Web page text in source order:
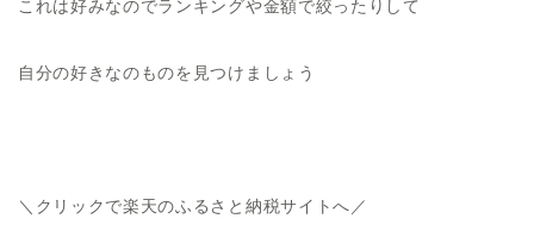
これは好みなのでランキングや金額で絞ったりして
自分の好きなのものを見つけましょう
＼クリックで楽天のふるさと納税サイトへ／